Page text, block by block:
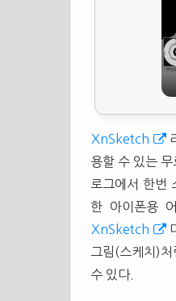
XnSketch
용할 수 있는
로그에서 한번
한 아이폰용
XnSketch
그림(스케치)
수 있다.